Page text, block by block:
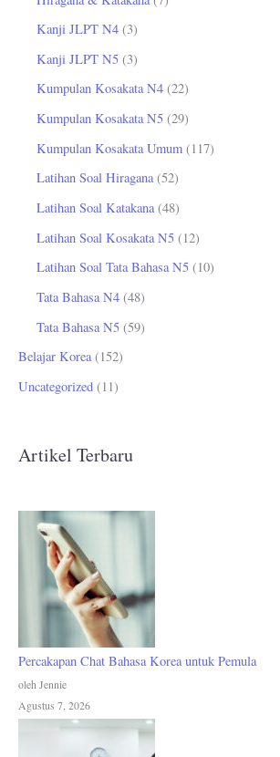
Kanji JLPT N4 (3)
Kanji JLPT N5 (3)
Kumpulan Kosakata N4 (22)
Kumpulan Kosakata N5 (29)
Kumpulan Kosakata Umum (117)
Latihan Soal Hiragana(52)
Latihan Soal Katakana(48)
Latihan Soal Kosakata N5 (12)
Latihan Soal Tata Bahasa N5 (10)
Tata Bahasa N4 (48)
Tata Bahasa N5 (59)
Belajar Korea(152)
Uncategorized (11)
Artikel Terbaru
Percakapan Chat Bahasa Korea untuk Pemula
oleh Jennie
Agustus 7, 2026